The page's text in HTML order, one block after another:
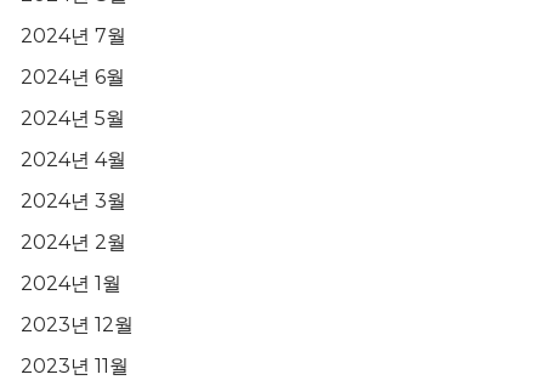
2024년 7월
2024년 6월
2024년 5월
2024년 4월
2024년 3월
2024년 2월
2024년 1월
2023년 12월
2023년 11월